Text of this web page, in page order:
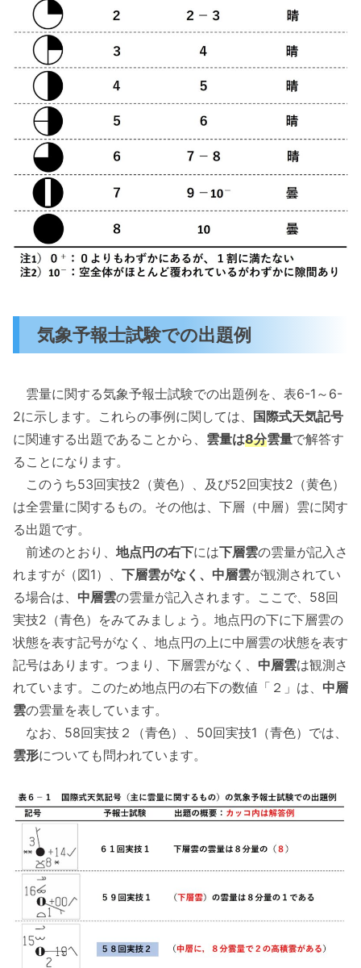
気象予報士試験での出題例
雲量に関する気象予報士試験での出題例を、表6-1～6-
2に示します。これらの事例に関しては、 国際式天気記号
に関連する出題であることから、 雲量は8分雲量で解答す
ることになります。
このうち53回実技2（黄色）、及び52回実技2（黄色）
は全雲量に関するもの。その他は、下層（中層）雲に関す
る出題です。
前述のとおり、 地点円の右下には下層雲の雲量が記入さ
れますが（図1）、 下層雲がなく、中層雲が観測されてい
る場合は、 中層雲の雲量が記入されます。ここで、58回
実技2（青色）をみてみましょう。地点円の下に下層雲の
状態を表す記号がなく、地点円の上に中層雲の状態を表す
記号はあります。つまり、下層雲がなく、 中層雲は観測さ
れています。このため地点円の右下の数値「２」は、 中層
雲の雲量を表しています。
なお、58回実技２（青色）、50回実技1（青色）では、
雲形についても問われています。